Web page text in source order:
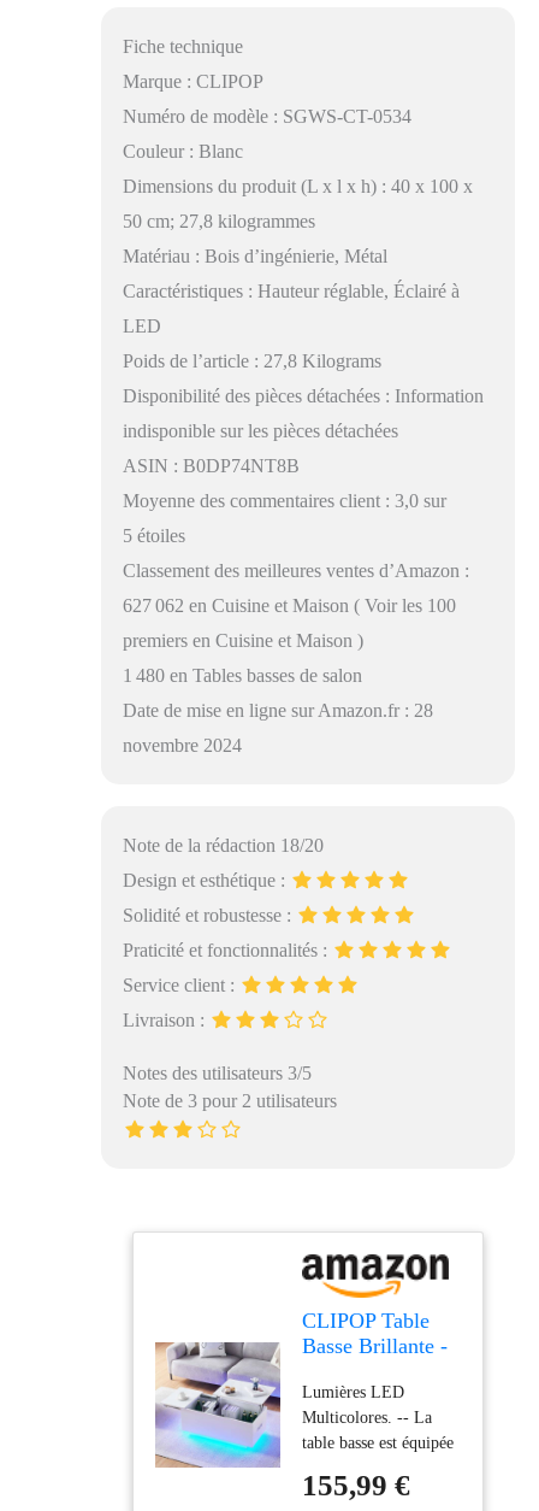
Fiche technique
Marque : CLIPOP
Numéro de modèle : SGWS-CT-0534
Couleur : Blanc
Dimensions du produit (L x l x h) : 40 x 100 x
50 cm; 27,8 kilogrammes
Matériau : Bois d’ingénierie, Métal
Caractéristiques : Hauteur réglable, Éclairé à
LED
Poids de l’article : 27,8 Kilograms
Disponibilité des pièces détachées : Information
indisponible sur les pièces détachées
ASIN : B0DP74NT8B
Moyenne des commentaires client : 3,0 sur
5 étoiles
Classement des meilleures ventes d’Amazon :
627 062 en Cuisine et Maison ( Voir les 100
premiers en Cuisine et Maison )
1 480 en Tables basses de salon
Date de mise en ligne sur Amazon.fr : 28
novembre 2024
Note de la rédaction 18/20
Design et esthétique :
Solidité et robustesse :
Praticité et fonctionnalités :
Service client :
Livraison :
Notes des utilisateurs 3/5
Note de 3 pour 2 utilisateurs
CLIPOP Table
Basse Brillante -
réglable en
Hauteur, avec
éclairage LED,
Prise et Port
USB, Couleurs de
Lumières LED
Multicolores. -- La
table basse est équipée
LED RVB. Vous
155,99 €